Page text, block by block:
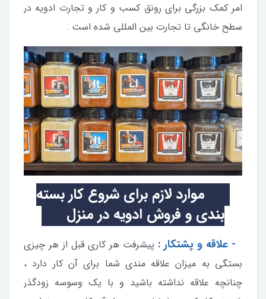
امر کمک بزرگی برای رونق کسب و کار و تجارت ادویه در
سطح خانگی تا تجارت بین المللی شده است .
موارد لازم برای شروع کار بسته
بندی و فروش ادویه در منزل
پیشرفت هر کاری قبل از هر چیزی
بستگی به میزان علاقه مندی شما برای آن کار دارد ،
چنانچه علاقه نداشته باشید و با یک وسوسه زودگذر